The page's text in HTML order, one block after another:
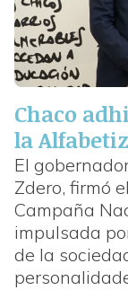
Chaco
la
El
Zdero, firmó
Campaña
impulsada
de la